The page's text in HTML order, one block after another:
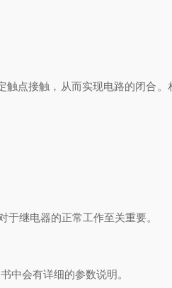
点接触，从而实现电路的闭合。
继电器的正常工作至关重要。
会有详细的参数说明。